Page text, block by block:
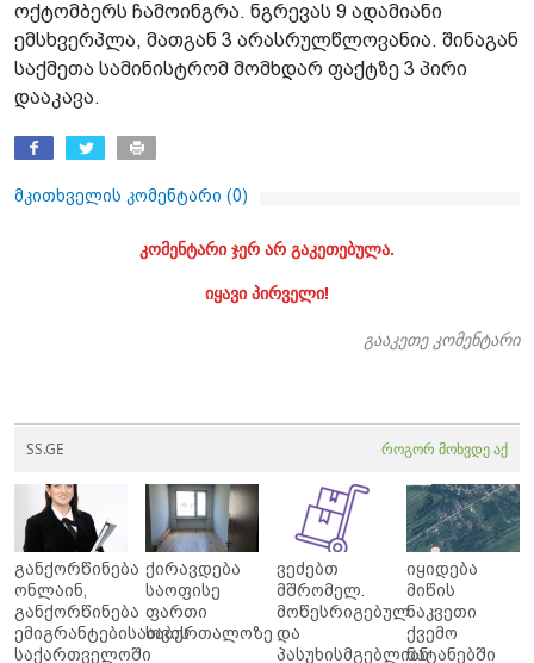
ოქტომბერს ჩამოინგრა. ნგრევას 9 ადამიანი
ემსხვერპლა, მათგან 3 არასრულწლოვანია. შინაგან
საქმეთა სამინისტრომ მომხდარ ფაქტზე 3 პირი
დააკავა.
მკითხველის კომენტარი (0)
კომენტარი ჯერ არ გაკეთებულა.
იყავი პირველი!
გააკეთე კომენტარი
SS.GE როგორ მოხვდე აქ
განქორწინება
ონლაინ,
განქორწინება
ემიგრანტებისათვის
საქართველოში
ქირავდება
საოფისე
ფართი
საბურთალოზე
ვეძებთ
მშრომელ.
მოწესრიგებულ
და
პასუხისმგებლიან
იყიდება
მიწის
ნაკვეთი
ქვემო
ნატანებში